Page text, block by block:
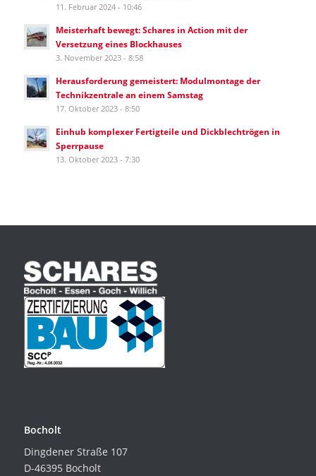
11. Februar 2024 - 10:46
Meisterhaft bewegt: Schares in Action mit der
Versetzung eines Blockhauses
3. November 2023 - 8:58
Herausforderung gemeistert: Modulmontage der
Technikzentrale an einem Samstag
17. Oktober 2023 - 8:50
Einhub komplexer Fertigteile und Dickblechtrögen in
Sperrpause
13. Oktober 2023 - 7:30
Bocholt
Dingdener Straße 107
D-46395 Bocholt